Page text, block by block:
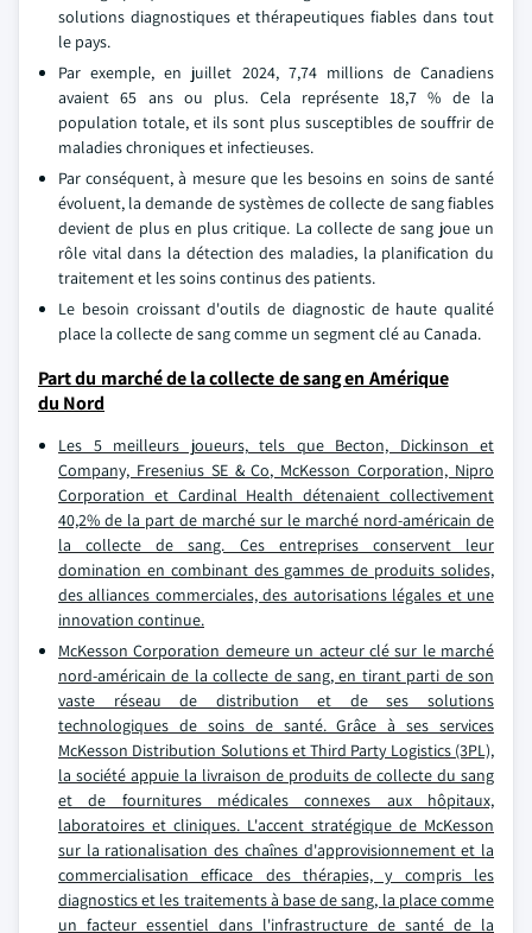
solutions diagnostiques et thérapeutiques fiables dans tout
le pays.
Par exemple, en juillet 2024, 7,74 millions de Canadiens
avaient 65 ans ou plus. Cela représente 18,7 % de la
population totale, et ils sont plus susceptibles de souffrir de
maladies chroniques et infectieuses.
Par conséquent, à mesure que les besoins en soins de santé
évoluent, la demande de systèmes de collecte de sang fiables
devient de plus en plus critique. La collecte de sang joue un
rôle vital dans la détection des maladies, la planification du
traitement et les soins continus des patients.
Le besoin croissant d'outils de diagnostic de haute qualité
place la collecte de sang comme un segment clé au Canada.
Part du marché de la collecte de sang en Amérique
du Nord
Les 5 meilleurs joueurs, tels que Becton, Dickinson et
Company, Fresenius SE & Co, McKesson Corporation, Nipro
Corporation et Cardinal Health détenaient collectivement
40,2% de la part de marché sur le marché nord-américain de
la collecte de sang. Ces entreprises conservent leur
domination en combinant des gammes de produits solides,
des alliances commerciales, des autorisations légales et une
innovation continue.
McKesson Corporation demeure un acteur clé sur le marché
nord-américain de la collecte de sang, en tirant parti de son
vaste réseau de distribution et de ses solutions
technologiques de soins de santé. Grâce à ses services
McKesson Distribution Solutions et Third Party Logistics (3PL),
la société appuie la livraison de produits de collecte du sang
et de fournitures médicales connexes aux hôpitaux,
laboratoires et cliniques. L'accent stratégique de McKesson
sur la rationalisation des chaînes d'approvisionnement et la
commercialisation efficace des thérapies, y compris les
diagnostics et les traitements à base de sang, la place comme
un facteur essentiel dans l'infrastructure de santé de la